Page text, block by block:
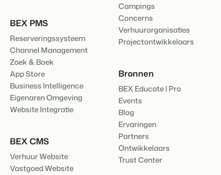
BEX PMS
Reserveringssysteem
Channel Management
Zoek & Boek
App Store
Business Intelligence
Eigenaren Omgeving
Website Integratie
BEX CMS
Verhuur Website
Vastgoed Website
Campings
Concerns
Verhuurorganisaties
Projectontwikkelaars
Bronnen
BEX Educate | Pro
Events
Blog
Ervaringen
Partners
Ontwikkelaars
Trust Center